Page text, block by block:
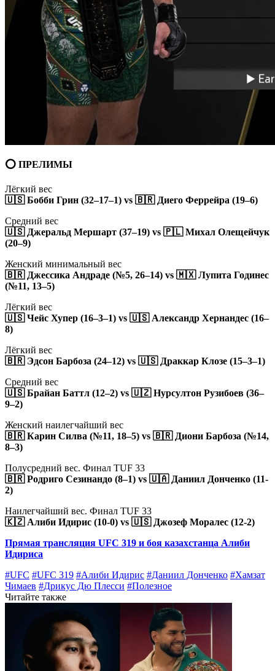
⭕️ ПРЕЛИМЫ
Лёгкий вес
🇺🇸 Бобби Грин (32–17–1) vs 🇧🇷 Диего Феррейра (19–6)
Средний вес
🇺🇸 Джеральд Мершарт (37–19) vs 🇵🇱 Михал Олещейчук
(20–9)
Женский минимальный вес
🇧🇷 Джессика Андраде (№5, 26–14) vs 🇲🇽 Лупита Годинес
(№11, 13–5)
Лёгкий вес
🇺🇸 Чейс Хупер (16–3–1) vs 🇺🇸 Александр Хернандес (16–
8)
Лёгкий вес
🇧🇷 Эдсон Барбоза (24–12) vs 🇺🇸 Драккар Клозе (15–3–1)
Средний вес
🇺🇸 Брайан Баттл (12–2) vs 🇺🇿 Нурсултон Рузибоев (36–
9–2)
Женский наилегчайший вес
🇧🇷 Карин Силва (№11, 18–5) vs 🇧🇷 Диони Барбоза (№14,
8–3)
Полусредний вес. Финал TUF 33
🇧🇷 Родриго Сезинандо (8–1) vs 🇺🇦 Даниил Донченко (11-
2)
Наилегчайший вес. Финал TUF 33
🇰🇿 Алиби Идирис (10-0) vs 🇺🇸 Джозеф Моралес (12-2)
Прямая трансляция UFC 319 и боя казахстанца Алиби
Идириса
#UFC #UFC 319 #Алиби Идирис #Даниил Донченко #Хамзат
Чимаев #Дрикус Дю Плесси #Полезное
Читайте также